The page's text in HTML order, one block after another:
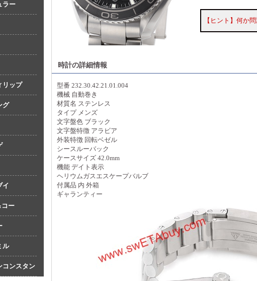
【ヒント】何か
時計の詳細情報
型番 232.30.42.21.01.004
機械 自動巻き
材質名 ステンレス
タイプ メンズ
文字盤色 ブラック
文字盤特徴 アラビア
外装特徴 回転ベゼル
シースルーバック
ケースサイズ 42.0mm
機能 デイト表示
ヘリウムガスエスケープバルブ
付属品 内 外箱
ギャランティー
ラー
リップ
グ
イ
ー
ル
コンスタン